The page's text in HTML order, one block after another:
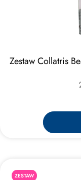
Zestaw Collatris
ZESTAW